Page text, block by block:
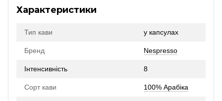
Характеристики
Тип кави у капсулах
Бренд Nespresso
Інтенсивність 8
Сорт кави 100% Арабіка